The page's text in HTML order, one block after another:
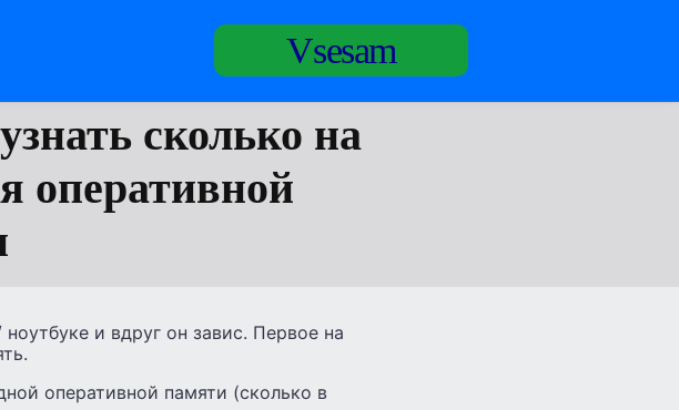
Vsesam
сколько на
оперативной
и вдруг он завис. Первое на
оперативной памяти (сколько в